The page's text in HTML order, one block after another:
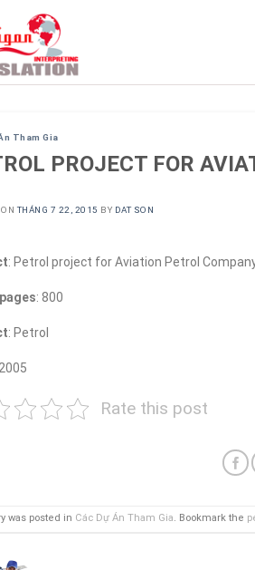
Tham Gia
PROJECT FOR
ONTHÁNG 7 22, 2015 BY DAT SON
: Petrol project for Aviation Petrol
: 800
: Petrol
Rate this post
was posted in Các Dự Án Tham Gia. Bookmark the